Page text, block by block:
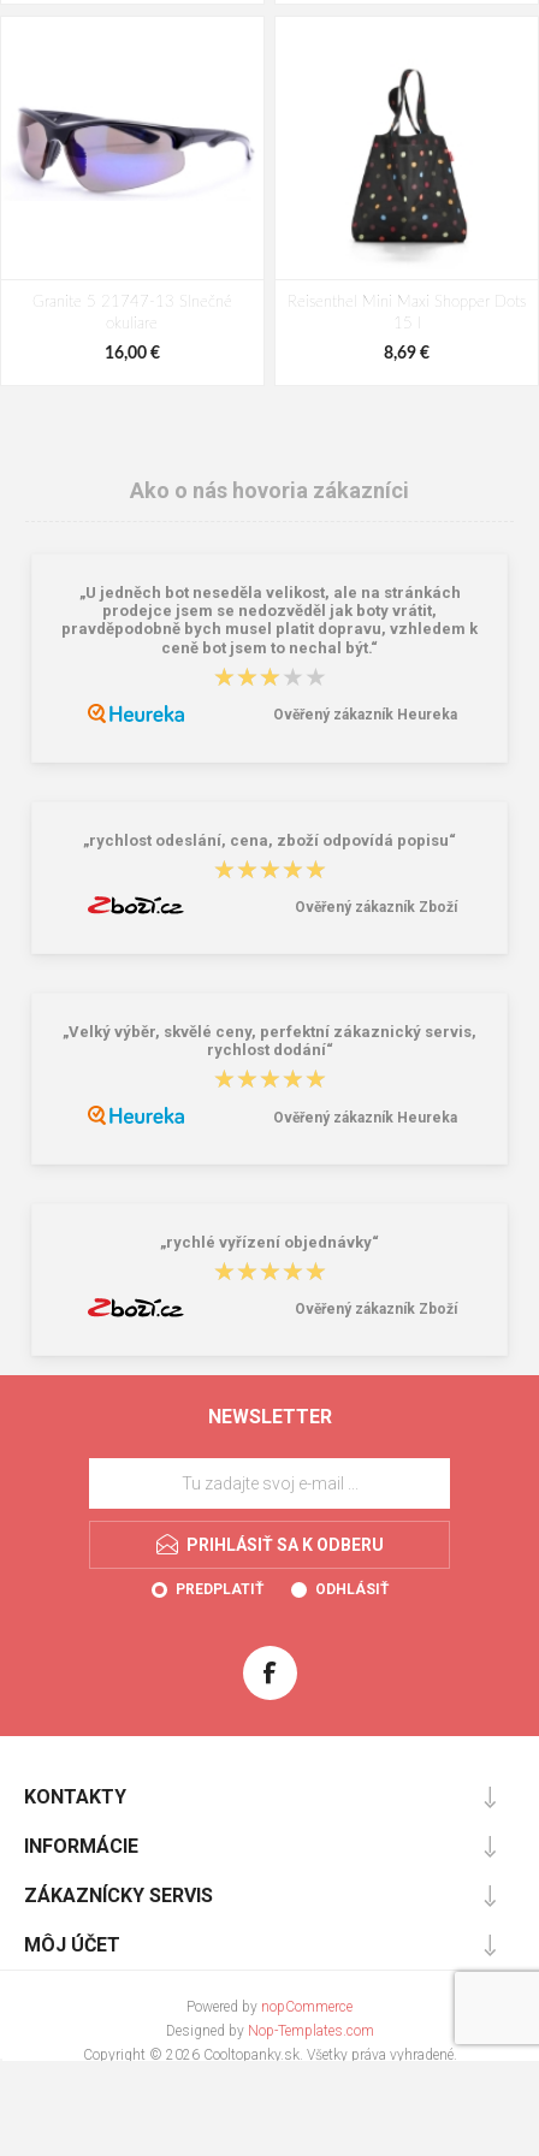
Granite 5 21747-13 Slnečné
okuliare
16,00 €
Reisenthel Mini Maxi Shopper Dots
15 l
8,69 €
Lee Cooper LCW-26-07-4152M
Pánske šľapky čierne
Dámske gumáky DEMAR RAINNY
0052 čierna
Ako o nás hovoria zákazníci
„U jedněch bot neseděla velikost, ale na stránkách
prodejce jsem se nedozvěděl jak boty vrátit,
pravděpodobně bych musel platit dopravu, vzhledem k
ceně bot jsem to nechal být.“
★★★★★
★★★★★
Ověřený zákazník Heureka
„rychlost odeslání, cena, zboží odpovídá popisu“
★★★★★
★★★★★
Ověřený zákazník Zboží
„Velký výběr, skvělé ceny, perfektní zákaznický servis,
rychlost dodání“
★★★★★
★★★★★
Ověřený zákazník Heureka
„rychlé vyřízení objednávky“
★★★★★
★★★★★
Ověřený zákazník Zboží
NEWSLETTER
PRIHLÁSIŤ SA K ODBERU
PREDPLATIŤ ODHLÁSIŤ
KONTAKTY
INFORMÁCIE
ZÁKAZNÍCKY SERVIS
MÔJ ÚČET
Powered by nopCommerce
Designed by Nop-Templates.com
Copyright © 2026 Cooltopanky.sk. Všetky práva vyhradené.